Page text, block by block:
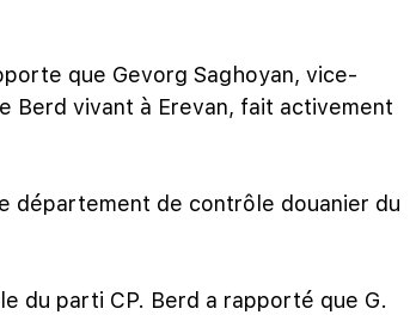
que Gevorg Saghoyan, vice-
Berd vivant à Erevan, fait activement
département de contrôle douanier du
du parti CP. Berd a rapporté que G.